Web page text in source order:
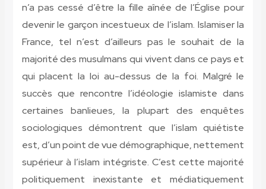
n’a pas cessé d’être la fille aînée de l’Église pour
devenir le garçon incestueux de l’islam. Islamiser la
France, tel n’est d’ailleurs pas le souhait de la
majorité des musulmans qui vivent dans ce pays et
qui placent la loi au-dessus de la foi. Malgré le
succès que rencontre l’idéologie islamiste dans
certaines banlieues, la plupart des enquêtes
sociologiques démontrent que l’islam quiétiste
est, d’un point de vue démographique, nettement
supérieur à l’islam intégriste. C’est cette majorité
politiquement inexistante et médiatiquement